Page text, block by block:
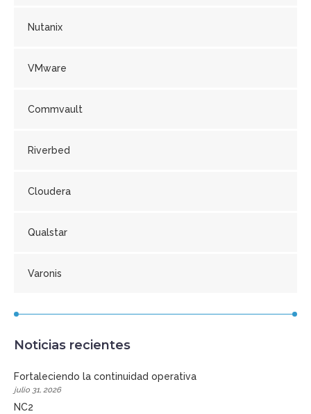
Nutanix
VMware
Commvault
Riverbed
Cloudera
Qualstar
Varonis
Noticias recientes
Fortaleciendo la continuidad operativa
julio 31, 2026
NC2